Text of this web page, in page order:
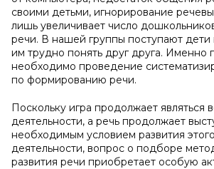
своими детьми, игнорирование
лишь увеличивает число
речи. В нашей группы поступают
им трудно понять друг друга. Именно
необходимо проведение
по формированию речи.
Поскольку игра продолжает являться
деятельности, а речь продолжает
необходимым условием развития
деятельности, вопрос о подборе
развития речи приобретает особую